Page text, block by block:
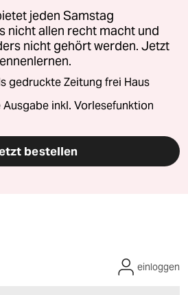
jeden Samstag
nicht allen recht macht und
nicht gehört werden. Jetzt
gedruckte Zeitung frei Haus
inkl. Vorlesefunktion
bestellen
einloggen